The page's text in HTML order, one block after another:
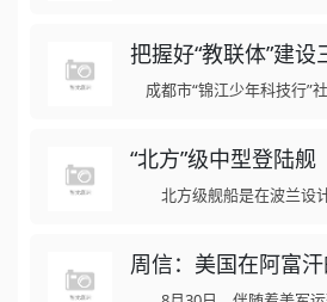
把握好“教联体”建设
成都市“锦江少年科技行”
“北方”级中型登陆舰
北方级舰船是在波兰设
周信：美国在阿富